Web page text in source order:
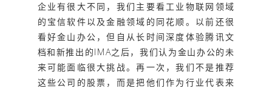
企业有很大不同，我们主要看工业物联网领域
的宝信软件以及金融领域的同花顺。以前还很
看好金山办公，但自从长时间深度体验腾讯文
档和新推出的IMA之后，我们认为金山办公的未
来可能面临很大挑战。再一次，我们不是推荐
这些公司的股票，而是把他们作为行业代表来